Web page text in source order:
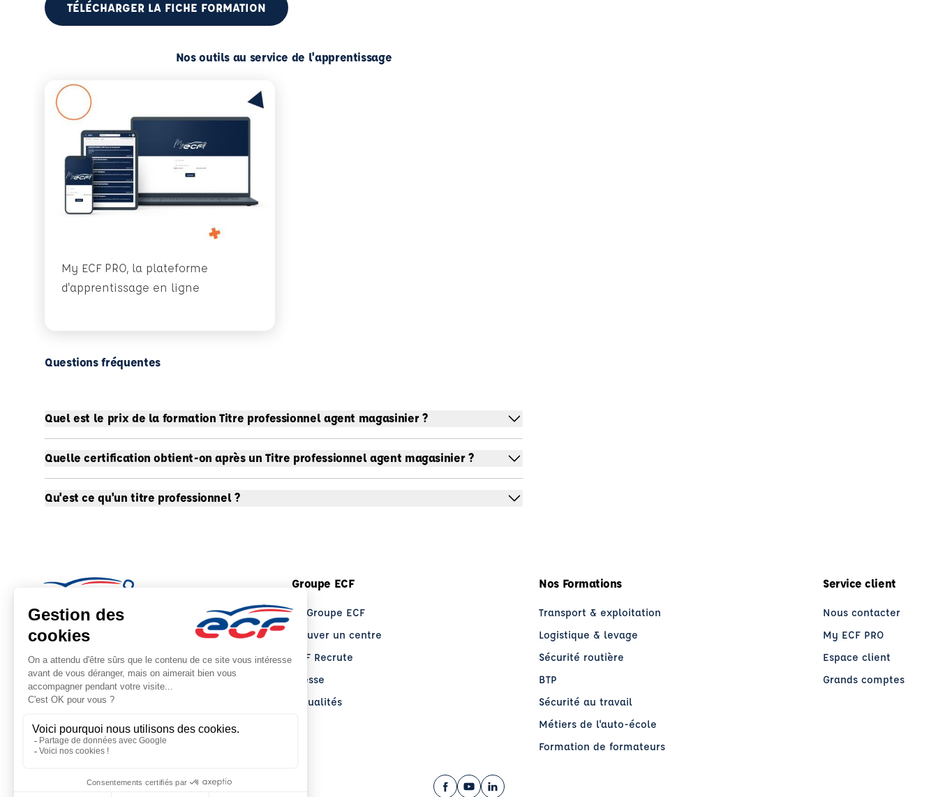
TÉLÉCHARGER LA FICHE FORMATION
Nos outils au service de l'apprentissage
My ECF PRO, la plateforme
d'apprentissage en ligne
Questions fréquentes
Quel est le prix de la formation Titre professionnel agent magasinier ?
Quelle certification obtient-on après un Titre professionnel agent magasinier ?
Qu'est ce qu'un titre professionnel ?
Groupe ECF
Le Groupe ECF
Trouver un centre
ECF Recrute
Presse
Actualités
Nos Formations
Transport & exploitation
Logistique & levage
Sécurité routière
BTP
Sécurité au travail
Métiers de l'auto-école
Formation de formateurs
Service client
Nous contacter
My ECF PRO
Espace client
Grands comptes